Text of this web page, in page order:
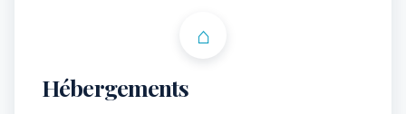
⌂
Hébergements